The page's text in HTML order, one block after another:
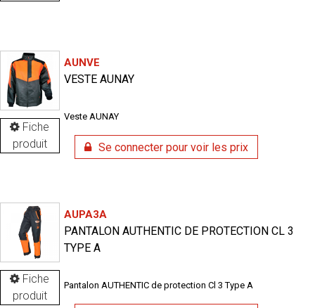
Fiche
produit
AUNVE
VESTE AUNAY
Veste AUNAY
Se connecter pour voir les prix
Fiche
produit
AUPA3A
PANTALON AUTHENTIC DE PROTECTION CL 3
TYPE A
Pantalon AUTHENTIC de protection Cl 3 Type A